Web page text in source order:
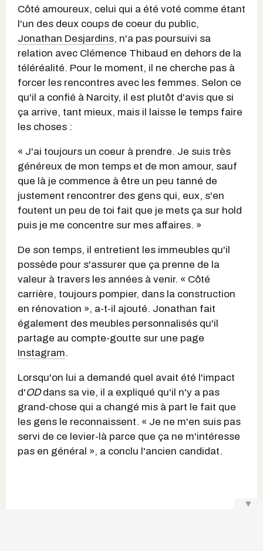
Côté amoureux, celui qui a été voté comme étant
l'un des deux coups de coeur du public,
Jonathan Desjardins, n'a pas poursuivi sa
relation avec Clémence Thibaud en dehors de la
téléréalité. Pour le moment, il ne cherche pas à
forcer les rencontres avec les femmes. Selon ce
qu'il a confié à Narcity, il est plutôt d'avis que si
ça arrive, tant mieux, mais il laisse le temps faire
les choses :
« J'ai toujours un coeur à prendre. Je suis très
généreux de mon temps et de mon amour, sauf
que là je commence à être un peu tanné de
justement rencontrer des gens qui, eux, s'en
foutent un peu de toi fait que je mets ça sur hold
puis je me concentre sur mes affaires. »
De son temps, il entretient les immeubles qu'il
possède pour s'assurer que ça prenne de la
valeur à travers les années à venir. « Côté
carrière, toujours pompier, dans la construction
en rénovation », a-t-il ajouté. Jonathan fait
également des meubles personnalisés qu'il
partage au compte-goutte sur une page
Instagram.
Lorsqu'on lui a demandé quel avait été l'impact
d'ODdans sa vie, il a expliqué qu'il n'y a pas
grand-chose qui a changé mis à part le fait que
les gens le reconnaissent. « Je ne m'en suis pas
servi de ce levier-là parce que ça ne m'intéresse
pas en général », a conclu l'ancien candidat.
▼